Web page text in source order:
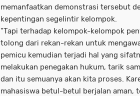
memanfaatkan demonstrasi tersebut
kepentingan segelintir kelompok.
"Tapi terhadap kelompok-kelompok
tolong dari rekan-rekan untuk
pemicu kemudian terjadi hal yang
melakukan penegakan hukum, tarik
dan itu semuanya akan kita proses.
mahasiswa betul-betul berjalan aman,